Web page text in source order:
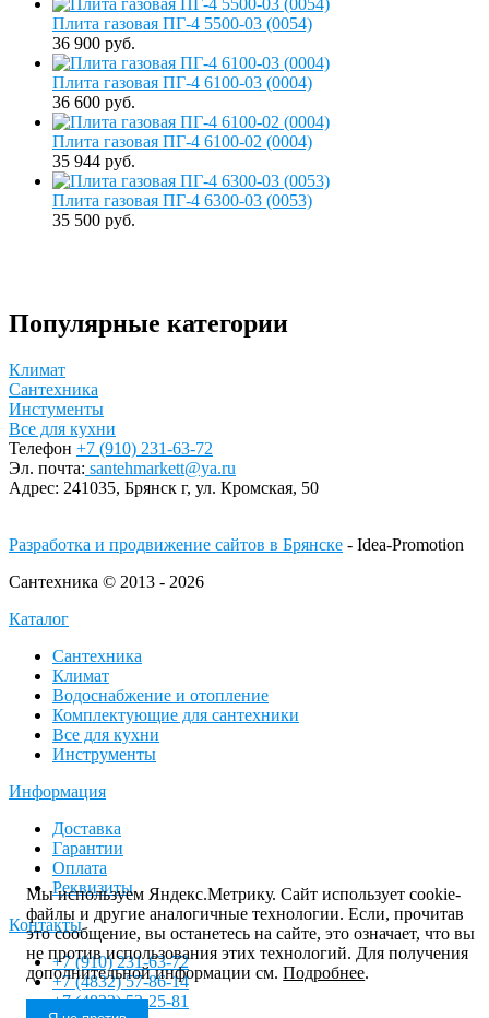
Плита газовая ПГ-4 5500-03 (0054)
36 900 руб.
Плита газовая ПГ-4 6100-03 (0004)
36 600 руб.
Плита газовая ПГ-4 6100-02 (0004)
35 944 руб.
Плита газовая ПГ-4 6300-03 (0053)
35 500 руб.
Популярные категории
Климат
Сантехника
Инстументы
Все для кухни
Телефон +7 (910) 231-63-72
Эл. почта: santehmarkett@ya.ru
Адрес: 241035, Брянск г, ул. Кромская, 50
Разработка и продвижение сайтов в Брянске - Idea-Promotion
Сантехника © 2013 - 2026
Каталог
Сантехника
Климат
Водоснабжение и отопление
Комплектующие для сантехники
Все для кухни
Инструменты
Информация
Доставка
Гарантии
Оплата
Реквизиты
Контакты
+7 (910) 231-63-72
+7 (4832) 57-86-14
+7 (4832) 52-25-81
Мы используем Яндекс.Метрику. Сайт использует cookie-
файлы и другие аналогичные технологии. Если, прочитав
это сообщение, вы останетесь на сайте, это означает, что вы
не против использования этих технологий. Для получения
дополнительной информации см.Подробнее.